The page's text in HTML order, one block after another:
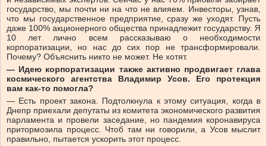
государство, мы почти ни на что не влияем. Инвесторы, узнав,
что мы государственное предприятие, сразу же уходят. Пусть
даже 100% акционерного общества принадлежит государству. Я
10 лет лично всем рассказываю о необходимости
корпоратизации, но нас до сих пор не трансформировали.
Почему? Объяснить никто не может. Не хотят.
— Идею корпоратизации также активно продвигает глава
космического агентства Владимир Усов. Его протекция
вам как-то помогла?
— Есть проект закона. Подтолкнула к этому ситуация, когда в
Днепр приехали депутаты из комитета экономического развития
парламента и провели заседание, но пандемия коронавируса
притормозила процесс. Чтоб там ни говорили, а Усов мыслит
правильно, пытается ускорить этот процесс.